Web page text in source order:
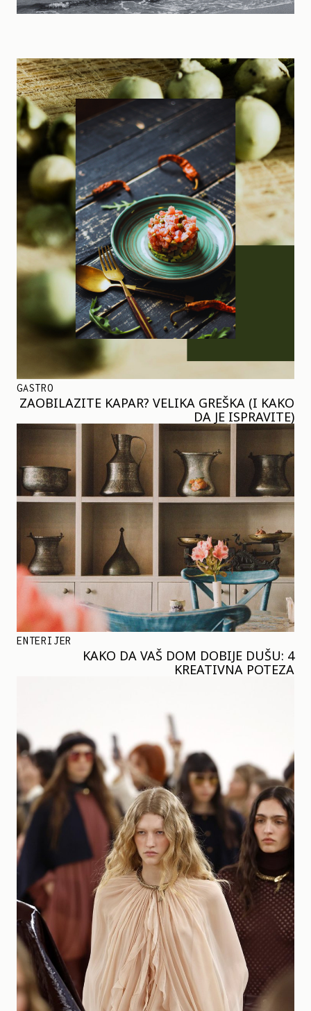
GASTRO
ZAOBILAZITE KAPAR? VELIKA GREŠKA (I KAKO
DA JE ISPRAVITE)
ENTERIJER
KAKO DA VAŠ DOM DOBIJE DUŠU: 4
KREATIVNA POTEZA